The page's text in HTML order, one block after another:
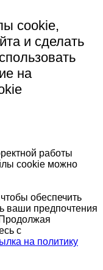
cookie,
и сделать
на
работы
cookie можно
обеспечить
ваши предпочтения
с
на политику